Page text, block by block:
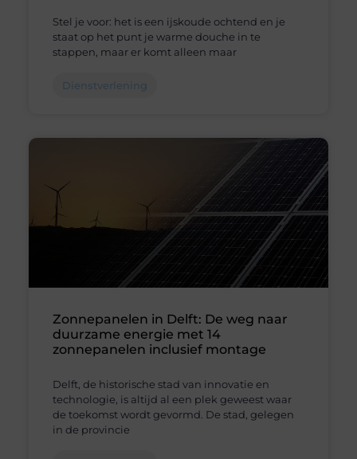
Stel je voor: het is een ijskoude ochtend en je
staat op het punt je warme douche in te
stappen, maar er komt alleen maar
Dienstverlening
Zonnepanelen in Delft: De weg naar
duurzame energie met 14
zonnepanelen inclusief montage
Delft, de historische stad van innovatie en
technologie, is altijd al een plek geweest waar
de toekomst wordt gevormd. De stad, gelegen
in de provincie